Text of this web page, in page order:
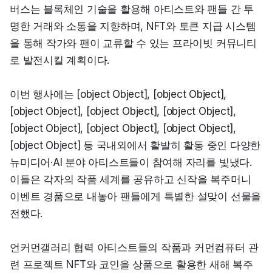
버스는 블록체인 기술을 활용해 아티스트와 팬들 간 투
명한 거래와 소통을 지향하며, NFT와 토큰 지급 시스템
을 통해 작가와 팬이 교류할 수 있는 프라이빗 커뮤니티
로 발전시킬 계획이다.
이번 행사에는 [object Object], [object Object],
[object Object], [object Object], [object Object],
[object Object], [object Object], [object Object],
[object Object] 등 국내외에서 활발히 활동 중인 다양한
뉴미디어·AI 분야 아티스트들이 참여해 자리를 빛냈다.
이들은 각자의 작품 세계를 공유하고 신작을 복주머니
이벤트 경품으로 내놓아 팬들에게 특별한 설맞이 선물을
전했다.
언커먼갤러리 협력 아티스트들의 작품과 커먼컴퓨터 관
련 프로젝트 NFT와 코인을 상품으로 활용한 새해 복주